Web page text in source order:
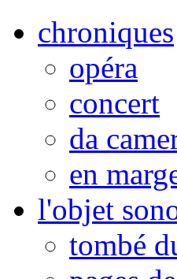
chroniques
opéra
concert
da
en
l'objet
tombé